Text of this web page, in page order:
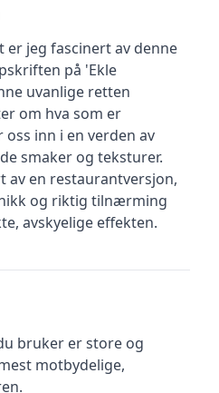
jeg fascinert av denne
på 'Ekle
uvanlige retten
om hva som er
inn i en verden av
smaker og teksturer.
av en restaurantversjon,
og riktig tilnærming
avskyelige effekten.
bruker er store og
motbydelige,